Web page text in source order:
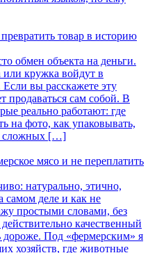
товар в историю
обмен объекта на деньги.
или кружка войдут в
вы расскажете эту
продаваться сам собой. В
реально работают: где
на фото, как упаковывать,
сложных […]
мясо и не переплатить
натурально, этично,
самом деле и как не
простыми словами, без
качественный
дороже. Под «фермерским» я
хозяйств, где животные